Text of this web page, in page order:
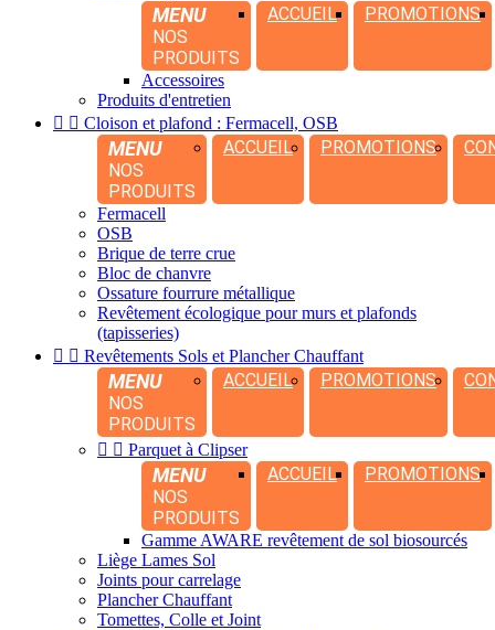
MENU
NOS
PRODUITS
ACCUEIL PROMOTIONS
Accessoires
Produits d'entretien
  Cloison et plafond : Fermacell, OSB
MENU
NOS
PRODUITS
ACCUEIL PROMOTIONS
Fermacell
OSB
Brique de terre crue
Bloc de chanvre
Ossature fourrure métallique
Revêtement écologique pour murs et plafonds
(tapisseries)
  Revêtements Sols et Plancher Chauffant
MENU
NOS
PRODUITS
ACCUEIL PROMOTIONS
  Parquet à Clipser
MENU
NOS
PRODUITS
ACCUEIL PROMOTIONS
Gamme AWARE revêtement de sol biosourcés
Liège Lames Sol
Joints pour carrelage
Plancher Chauffant
Tomettes, Colle et Joint